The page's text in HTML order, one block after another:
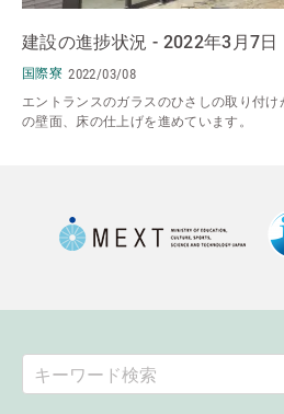
建設の進捗状況 - 2022年3月7日
国際寮 2022/03/08
エントランスのガラスのひさしの取り付
の壁面、床の仕上げを進めています。